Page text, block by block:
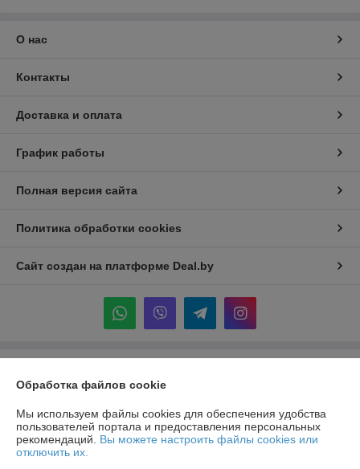
О нас
Контакты
Доставка и оплата
График работы
Полная версия сайта
Политика обработки cookies
Сайт создан на платформе Deal.by
г. Минск ул. Прушинских дом 6 , кв 133
Регистрационный номер ЕГР: 193513378
Обработка файлов cookie
Мы используем файлы cookies для обеспечения удобства
пользователей портала и предоставления персональных
рекомендаций. Вы можете настроить файлы cookies или
отключить их.